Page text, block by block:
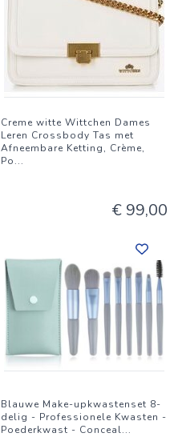
Creme witte Wittchen Dames
Leren Crossbody Tas met
Afneembare Ketting, Crème,
Po...
€ 99,00
Blauwe Make-upkwastenset 8-
delig - Professionele Kwasten -
Poederkwast - Conceal...